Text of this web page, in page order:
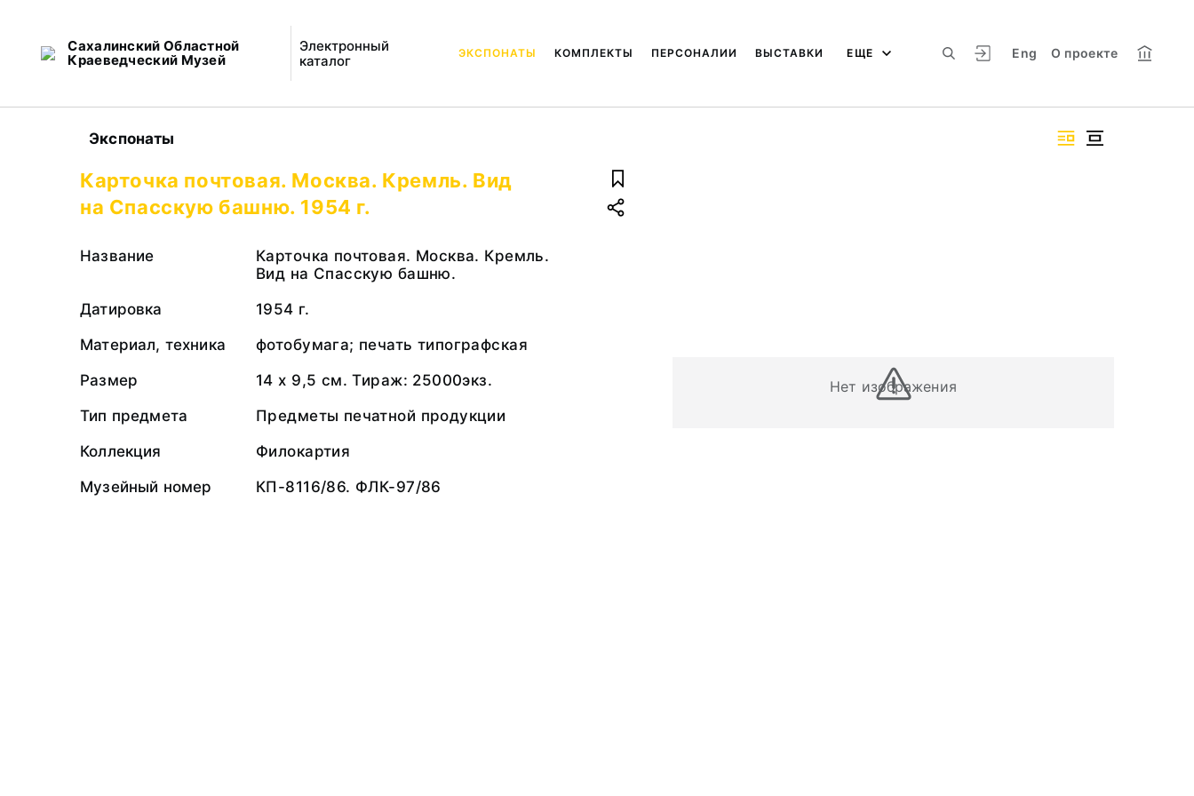
Сахалинский Областной
Краеведческий Музей
Электронный
каталог
Eng О проекте
ЭКСПОНАТЫ КОМПЛЕКТЫ ПЕРСОНАЛИИ ВЫСТАВКИ ЕЩЕ
Экспонаты
Нет изображения
Карточка почтовая. Москва. Кремль. Вид
на Спасскую башню. 1954 г.
Название
Карточка почтовая. Москва. Кремль.
Вид на Спасскую башню.
Датировка
1954 г.
Материал, техника
фотобумага; печать типографская
Размер
14 х 9,5 см. Тираж: 25000экз.
Тип предмета
Предметы печатной продукции
Коллекция
Филокартия
Музейный номер
КП-8116/86. ФЛК-97/86